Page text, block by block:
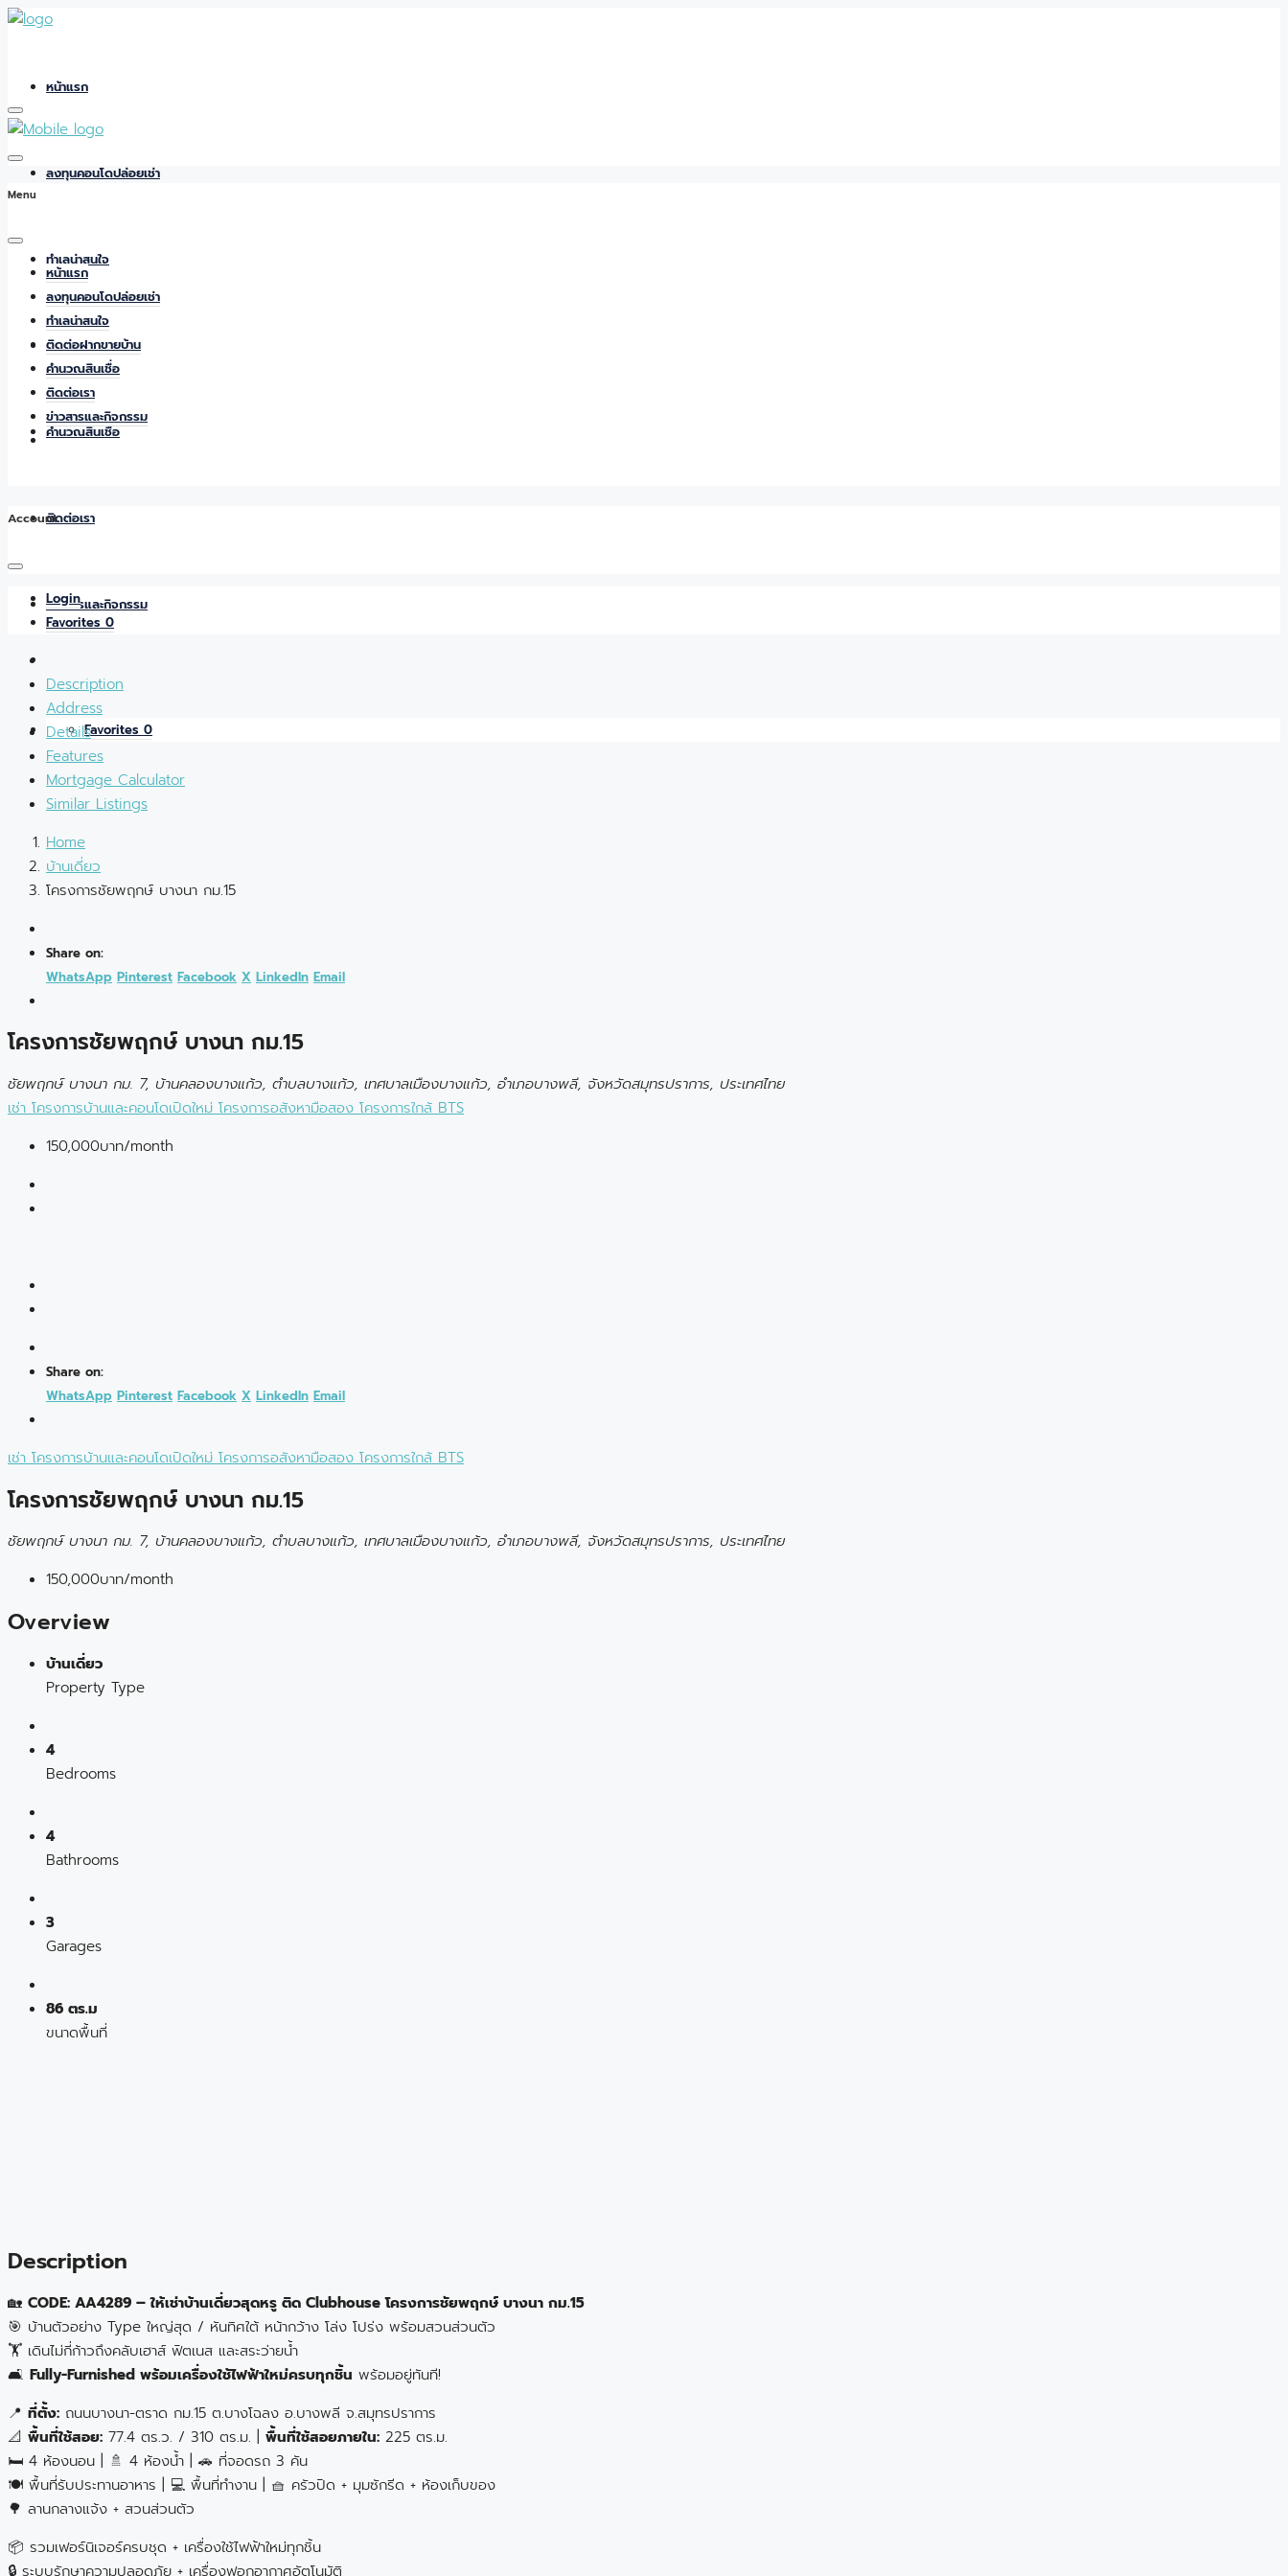
หน้าแรก
ลงทุนคอนโดปล่อยเช่า
ทำเลน่าสนใจ
ติดต่อฝากขายบ้าน
คำนวณสินเชื่อ
ติดต่อเรา
ข่าวสารและกิจกรรม
Favorites 0
Menu
หน้าแรก
ลงทุนคอนโดปล่อยเช่า
ทำเลน่าสนใจ
ติดต่อฝากขายบ้าน
คำนวณสินเชื่อ
ติดต่อเรา
ข่าวสารและกิจกรรม
Account
Login
Favorites 0
Description
Address
Details
Features
Mortgage Calculator
Similar Listings
Home
บ้านเดี่ยว
โครงการชัยพฤกษ์ บางนา กม.15
Share on:
WhatsApp Pinterest Facebook X LinkedIn Email
โครงการชัยพฤกษ์ บางนา กม.15
ชัยพฤกษ์ บางนา กม. 7, บ้านคลองบางแก้ว, ตำบลบางแก้ว, เทศบาลเมืองบางแก้ว, อำเภอบางพลี, จังหวัดสมุทรปราการ, ประเทศไทย
เช่า โครงการบ้านและคอนโดเปิดใหม่ โครงการอสังหามือสอง โครงการใกล้ BTS
150,000บาท/month
Share on:
WhatsApp Pinterest Facebook X LinkedIn Email
เช่า โครงการบ้านและคอนโดเปิดใหม่ โครงการอสังหามือสอง โครงการใกล้ BTS
โครงการชัยพฤกษ์ บางนา กม.15
ชัยพฤกษ์ บางนา กม. 7, บ้านคลองบางแก้ว, ตำบลบางแก้ว, เทศบาลเมืองบางแก้ว, อำเภอบางพลี, จังหวัดสมุทรปราการ, ประเทศไทย
150,000บาท/month
Overview
บ้านเดี่ยว
Property Type
4
Bedrooms
4
Bathrooms
3
Garages
86 ตร.ม
ขนาดพื้นที่
Description
🏡 CODE: AA4289 – ให้เช่าบ้านเดี่ยวสุดหรู ติด Clubhouse โครงการชัยพฤกษ์ บางนา กม.15
🎯 บ้านตัวอย่าง Type ใหญ่สุด / หันทิศใต้ หน้ากว้าง โล่ง โปร่ง พร้อมสวนส่วนตัว
🏋️ เดินไม่กี่ก้าวถึงคลับเฮาส์ ฟิตเนส และสระว่ายน้ำ
🛋️ Fully-Furnished พร้อมเครื่องใช้ไฟฟ้าใหม่ครบทุกชิ้น พร้อมอยู่ทันที!
📍 ที่ตั้ง: ถนนบางนา-ตราด กม.15 ต.บางโฉลง อ.บางพลี จ.สมุทรปราการ
📐 พื้นที่ใช้สอย: 77.4 ตร.ว. / 310 ตร.ม. | พื้นที่ใช้สอยภายใน: 225 ตร.ม.
🛏️ 4 ห้องนอน | 🚿 4 ห้องน้ำ | 🚗 ที่จอดรถ 3 คัน
🍽️ พื้นที่รับประทานอาหาร | 💻 พื้นที่ทำงาน | 🧺 ครัวปิด + มุมซักรีด + ห้องเก็บของ
🌳 ลานกลางแจ้ง + สวนส่วนตัว
📦 รวมเฟอร์นิเจอร์ครบชุด + เครื่องใช้ไฟฟ้าใหม่ทุกชิ้น
🔒 ระบบรักษาความปลอดภัย + เครื่องฟอกอากาศอัตโนมัติ